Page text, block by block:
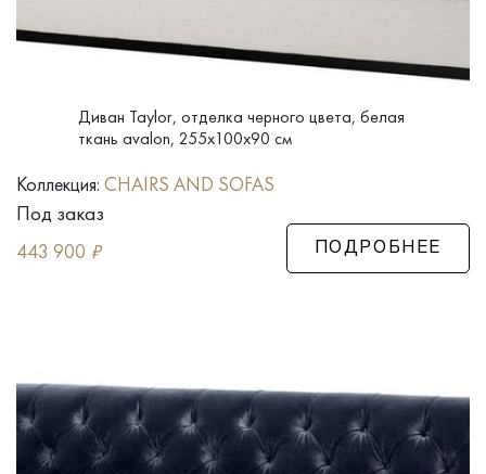
Диван Taylor, отделка черного цвета, белая
ткань avalon, 255x100x90 см
Коллекция: CHAIRS AND SOFAS
Под заказ
443 900 ₽ ПОДРОБНЕЕ